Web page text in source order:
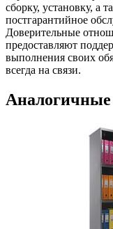
сборку, установку, а
постгарантийное
Доверительные
предоставляют
выполнения своих
всегда на связи.